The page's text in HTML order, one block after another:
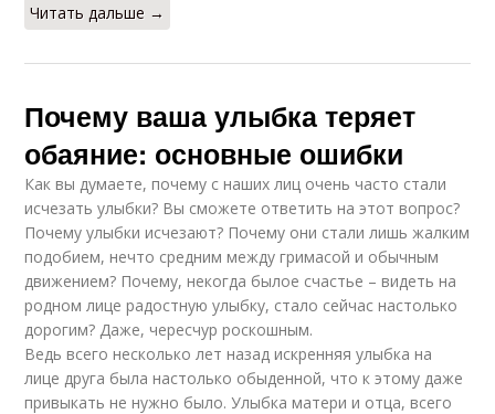
Читать дальше →
Почему ваша улыбка теряет
обаяние: основные ошибки
Как вы думаете, почему с наших лиц очень часто стали
исчезать улыбки? Вы сможете ответить на этот вопрос?
Почему улыбки исчезают? Почему они стали лишь жалким
подобием, нечто средним между гримасой и обычным
движением? Почему, некогда былое счастье – видеть на
родном лице радостную улыбку, стало сейчас настолько
дорогим? Даже, чересчур роскошным.
Ведь всего несколько лет назад искренняя улыбка на
лице друга была настолько обыденной, что к этому даже
привыкать не нужно было. Улыбка матери и отца, всего